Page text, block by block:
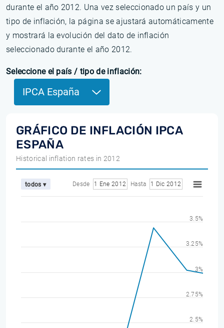
durante el año 2012. Una vez seleccionado un país y un
tipo de inflación, la página se ajustará automáticamente
y mostrará la evolución del dato de inflación
seleccionado durante el año 2012.
Seleccione el país / tipo de inflación:
IPCA España
GRÁFICO DE INFLACIÓN IPCA
ESPAÑA
Historical inflation rates in 2012
todos ▾ Desde 1 Ene 2012 Hasta 1 Dic 2012
2.5%
2.75%
3%
3.25%
3.5%